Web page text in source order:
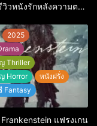
วหนังรักหลังความตาย
2025
Thriller
Horror
หนังฝรั่ง
Fantasy
แฟรงเกน